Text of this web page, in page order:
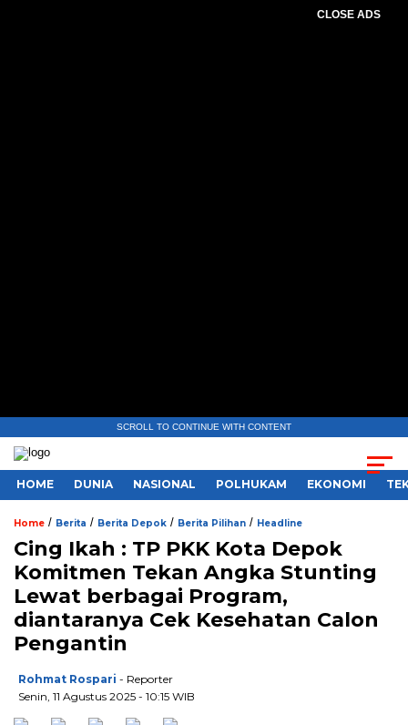
CLOSE ADS
SCROLL TO CONTINUE WITH CONTENT
HOME DUNIA NASIONAL POLHUKAM EKONOMI
Home / Berita / Berita Depok / Berita Pilihan / Headline
Cing Ikah : TP PKK Kota Depok
Komitmen Tekan Angka Stunting
Lewat berbagai Program,
diantaranya Cek Kesehatan Calon
Pengantin
Rohmat Rospari - Reporter
Senin, 11 Agustus 2025 - 10:15 WIB